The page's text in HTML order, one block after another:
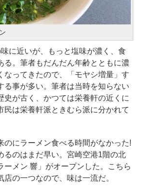
に近いが、もっと塩味が濃く、食
る。筆者もだんだん年齢とともに濃
なってきたので、「モヤシ増量」す
る事が多い。筆者は当時を知らない
史が古く、かつては栄養軒の近くに
民は栄養軒派ときむら派に分かれて
のにラーメン食べる時間がなかった!
るのはまだ早い。宮崎空港1階の北
ーメン 響」がオープンした。こちら
店の一つなので、味は一流だ。